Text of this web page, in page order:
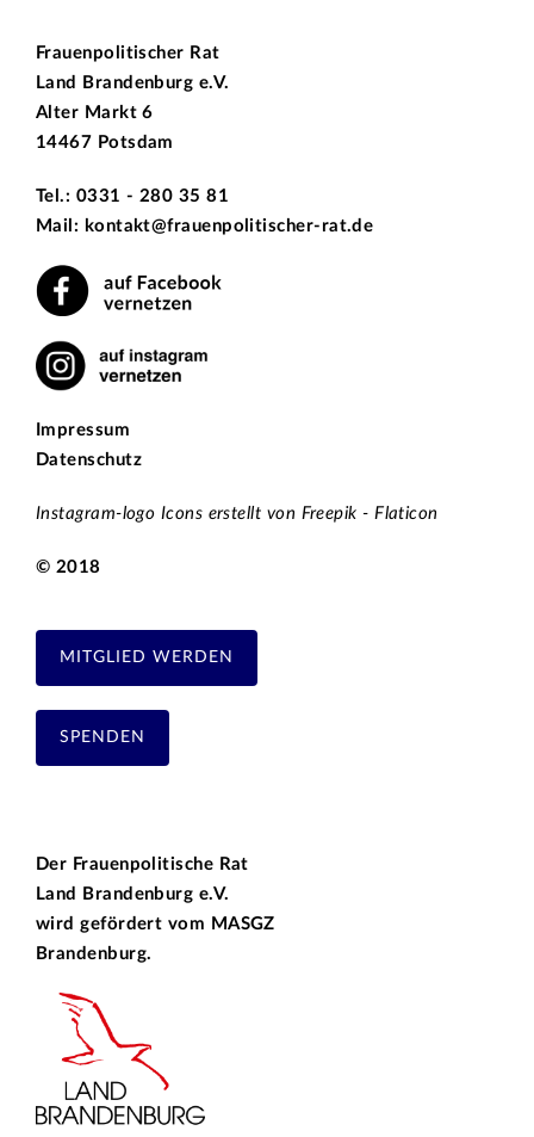
Frauenpolitischer Rat
Land Brandenburg e.V.
Alter Markt 6
14467 Potsdam
Tel.: 0331 - 280 35 81
Mail: kontakt@frauenpolitischer-rat.de
Impressum
Datenschutz
Instagram-logo Icons erstellt von Freepik - Flaticon
© 2018
MITGLIED WERDEN
SPENDEN
Der Frauenpolitische Rat
Land Brandenburg e.V.
wird gefördert vom MASGZ
Brandenburg.